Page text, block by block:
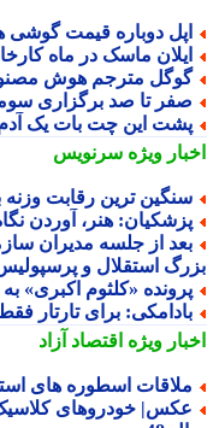
دوباره قیمت گوشی ها را
ماسک در ماه
مترجم هوش مصنوعی
تا صد برگزاری سومین
این چت بات یک آدم
ویژهسرنویس
ترین رقابت وزنه
هنر، آوردن
از جلسه مدیران
استقلال و پرسپولیس
«کلثوم اکبری» به
برای تارتار فقط
ویژهاقتصاد آزاد
اسطوره های
خودروهای کلاسیک در